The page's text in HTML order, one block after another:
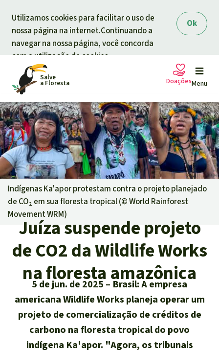
Ok
Utilizamos cookies para facilitar o uso de
nossa página na internet.Continuando a
navegar na nossa página, você concorda
com a utilização de cookies.
Salve
a Floresta Menu
Petições
Projetos
Informar
Informar
Atualidades
Êxitos
Temas
A Floresta Tropical
Biodiversidade:
Clima
Óleo de palma
Quem somos
Salve a Floresta
FAQ
Transparência
Contato
Pesquisa
Português
Deutsch
English
Doações
A sua doação ajuda
Doação geral
Doar para um tema
Proteção de florestas
Proteção dos animais
Proteção de indígenas
Doar para uma região
Sudeste asiático
África
América Latina
Indígenas Ka'apor protestam contra o projeto planejado
de CO₂ em sua floresta tropical (©World Rainforest
Movement WRM)
Juíza suspende projeto
de CO2 da Wildlife Works
na floresta amazônica
5 de jun. de 2025
Brasil: A empresa
americana Wildlife Works planeja operar um
projeto de comercialização de créditos de
carbono na floresta tropical do povo
indígena Ka'apor. "Agora, os tribunais